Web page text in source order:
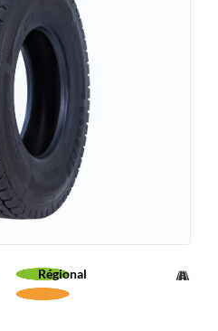
Régional